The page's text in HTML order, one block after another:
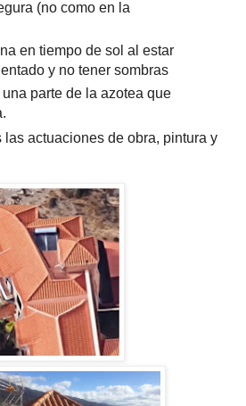
(no como en la
en tiempo de sol al estar
y no tener sombras
parte de la azotea que
las actuaciones de obra, pintura y